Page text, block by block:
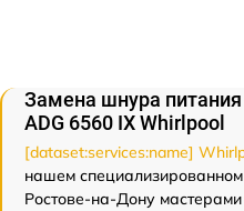
Замена шнура
ADG 6560 IX Whirlpool
[dataset:services:name]
нашем
Ростове-на-Дону